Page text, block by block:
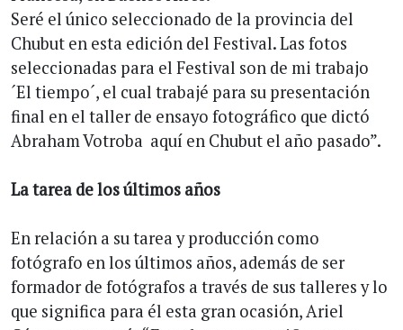
Seré el único seleccionado de la provincia del
Chubut en esta edición del Festival. Las fotos
seleccionadas para el Festival son de mi trabajo
´El tiempo´, el cual trabajé para su presentación
final en el taller de ensayo fotográfico que dictó
Abraham Votroba aquí en Chubut el año pasado”.
La tarea de los últimos años
En relación a su tarea y producción como
fotógrafo en los últimos años, además de ser
formador de fotógrafos a través de sus talleres y lo
que significa para él esta gran ocasión, Ariel